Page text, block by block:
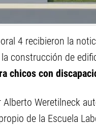
4 recibieron la
construcción de
chicos con
Weretilneck
de la Escuela